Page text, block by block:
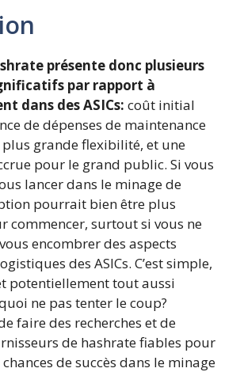
présente donc plusieurs
par rapport à
dans des ASICs: coût initial
de dépenses de maintenance
plus grande flexibilité, et une
pour le grand public. Si vous
lancer dans le minage de
pourrait bien être plus
commencer, surtout si vous ne
encombrer des aspects
des ASICs. C’est simple,
potentiellement tout aussi
ne pas tenter le coup?
faire des recherches et de
de hashrate fiables pour
de succès dans le minage